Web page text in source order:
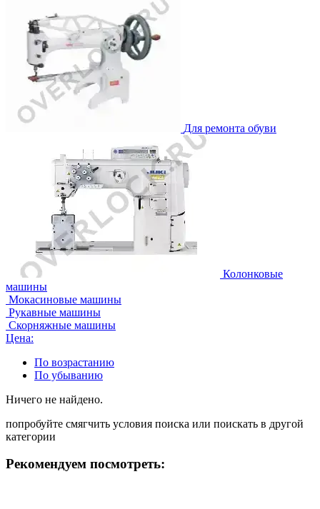
Для ремонта обуви
Колонковые
машины
Мокасиновые машины
Рукавные машины
Скорняжные машины
Цена:
По возрастанию
По убыванию
Ничего не найдено.
попробуйте смягчить условия поиска или поискать в другой
категории
Рекомендуем посмотреть: